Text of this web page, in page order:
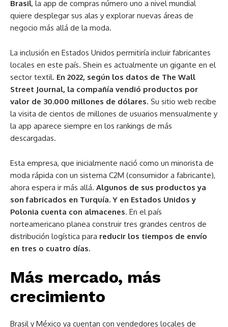
Brasil, la app de compras número uno a nivel mundial
quiere desplegar sus alas y explorar nuevas áreas de
negocio más allá de la moda.
La inclusión en Estados Unidos permitiría incluir fabricantes
locales en este país. Shein es actualmente un gigante en el
sector textil. En 2022, según los datos de The Wall
Street Journal, la compañía vendió productos por
valor de 30.000 millones de dólares. Su sitio web recibe
la visita de cientos de millones de usuarios mensualmente y
la app aparece siempre en los rankings de más
descargadas.
Esta empresa, que inicialmente nació como un minorista de
moda rápida con un sistema C2M (consumidor a fabricante),
ahora espera ir más allá. Algunos de sus productos ya
son fabricados en Turquía. Y en Estados Unidos y
Polonia cuenta con almacenes. En el país
norteamericano planea construir tres grandes centros de
distribución logística para reducir los tiempos de envío
en tres o cuatro días.
Más mercado, más
crecimiento
Brasil y México ya cuentan con vendedores locales de